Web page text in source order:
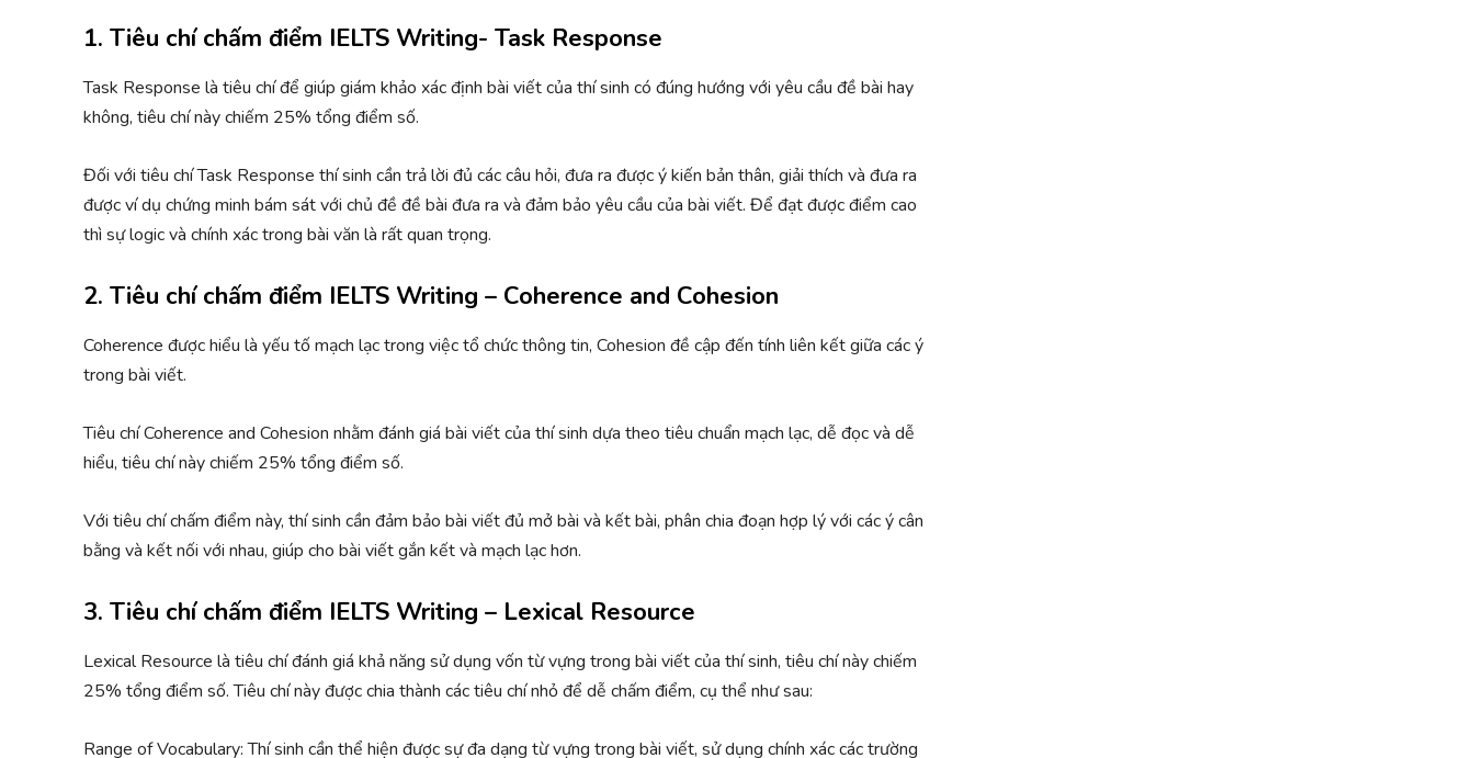
1. Tiêu chí chấm điểm IELTS Writing- Task Response
Task Response là tiêu chí để giúp giám khảo xác định bài viết của thí sinh có đúng hướng với yêu cầu đề bài hay
không, tiêu chí này chiếm 25% tổng điểm số.
Đối với tiêu chí Task Response thí sinh cần trả lời đủ các câu hỏi, đưa ra được ý kiến bản thân, giải thích và đưa ra
được ví dụ chứng minh bám sát với chủ đề đề bài đưa ra và đảm bảo yêu cầu của bài viết. Để đạt được điểm cao
thì sự logic và chính xác trong bài văn là rất quan trọng.
2. Tiêu chí chấm điểm IELTS Writing – Coherence and Cohesion
Coherence được hiểu là yếu tố mạch lạc trong việc tổ chức thông tin, Cohesion đề cập đến tính liên kết giữa các ý
trong bài viết.
Tiêu chí Coherence and Cohesion nhằm đánh giá bài viết của thí sinh dựa theo tiêu chuẩn mạch lạc, dễ đọc và dễ
hiểu, tiêu chí này chiếm 25% tổng điểm số.
Với tiêu chí chấm điểm này, thí sinh cần đảm bảo bài viết đủ mở bài và kết bài, phân chia đoạn hợp lý với các ý cân
bằng và kết nối với nhau, giúp cho bài viết gắn kết và mạch lạc hơn.
3. Tiêu chí chấm điểm IELTS Writing – Lexical Resource
Lexical Resource là tiêu chí đánh giá khả năng sử dụng vốn từ vựng trong bài viết của thí sinh, tiêu chí này chiếm
25% tổng điểm số. Tiêu chí này được chia thành các tiêu chí nhỏ để dễ chấm điểm, cụ thể như sau:
Range of Vocabulary: Thí sinh cần thể hiện được sự đa dạng từ vựng trong bài viết, sử dụng chính xác các trường